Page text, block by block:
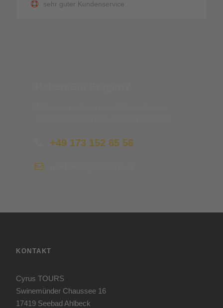
sehr guter Kundenservice
+49 173 152 65 56
KONTAKT
Cyrus TOURS
Swinemünder Chaussee 16
17419 Seebad Ahlbeck